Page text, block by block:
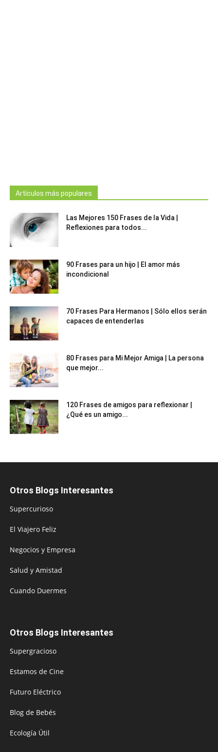
Artículos más populares
Las Mejores 150 Frases de la Vida |
Reflexiones para todos...
90 Frases para un hijo | El amor más
incondicional
70 Frases Para Hermanos | Sólo ellos serán
capaces de entenderlas
80 Frases para Mi Mejor Amiga | La persona
que mejor...
120 Frases de amigos para reflexionar |
¿Qué es un amigo...
Otros Blogs Interesantes
Supercurioso
El Viajero Feliz
Negocios y Empresa
Salud y Amistad
Cuando Duermes
Otros Blogs Interesantes
Supergracioso
Estamos de Cine
Futuro Eléctrico
Blog de Bebés
Ecología Útil